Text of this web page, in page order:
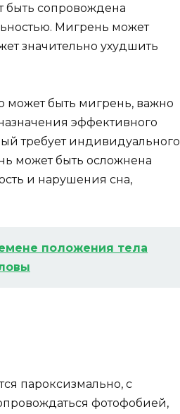
быть сопровождена
Мигрень может
значительно ухудшить
может быть мигрень, важно
эффективного
требует индивидуального
может быть осложнена
и нарушения сна,
положения тела
пароксизмально, с
фотофобией,